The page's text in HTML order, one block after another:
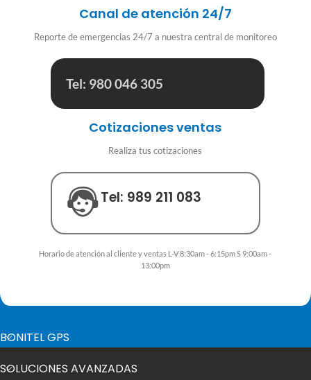
Canal de atención 24/7
Reporte de emergencias 24/7 a nuestra central de monitoreo
Tel: 980 046 305
Cotizaciones ventas
Realiza tus cotizaciones
Tel: 989 211 083
Horario de atención al cliente y ventas L-V 8:30am - 6:15pm S 9:00am -
13:00pm
BONITEL GPS
SOLUCIONES AVANZADAS